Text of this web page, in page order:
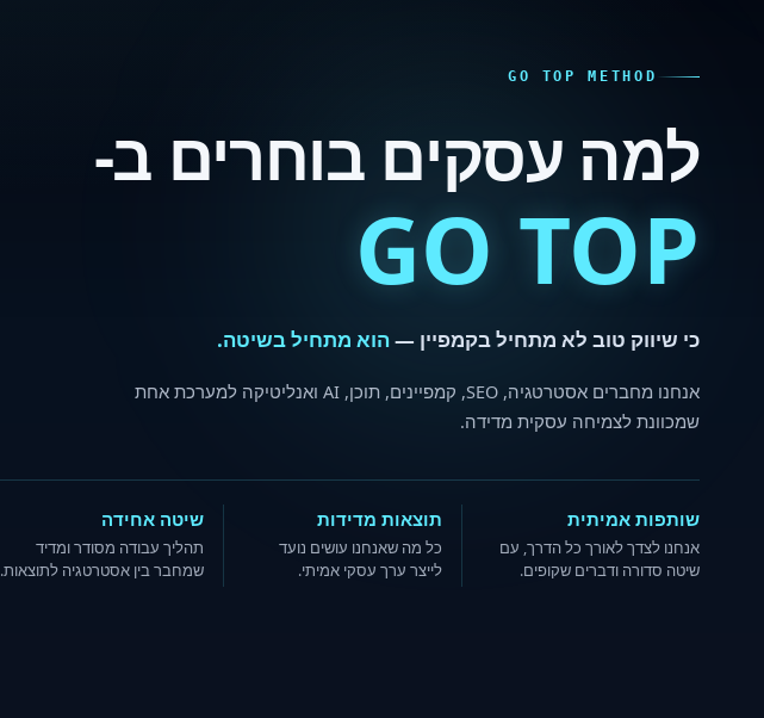
GO TOP METHOD
למה עסקים בוחרים ב-
GO TOP
כי שיווק טוב לא מתחיל בקמפיין —הוא מתחיל בשיטה.
אנחנו מחברים אסטרטגיה, SEO, קמפיינים, תוכן, AI ואנליטיקה למערכת אחת
שמכוונת לצמיחה עסקית מדידה.
שותפות אמיתית
אנחנו לצדך לאורך כל הדרך, עם
שיטה סדורה ודברים שקופים.
תוצאות מדידות
כל מה שאנחנו עושים נועד
לייצר ערך עסקי אמיתי.
שיטה אחידה
תהליך עבודה מסודר ומדיד
שמחבר בין אסטרטגיה לתוצאות.